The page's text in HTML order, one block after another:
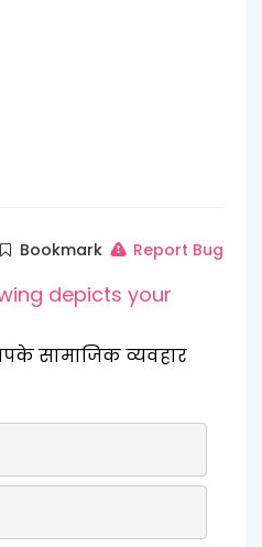
Bookmark Report Bug
depicts your
सामाजिक व्यवहार